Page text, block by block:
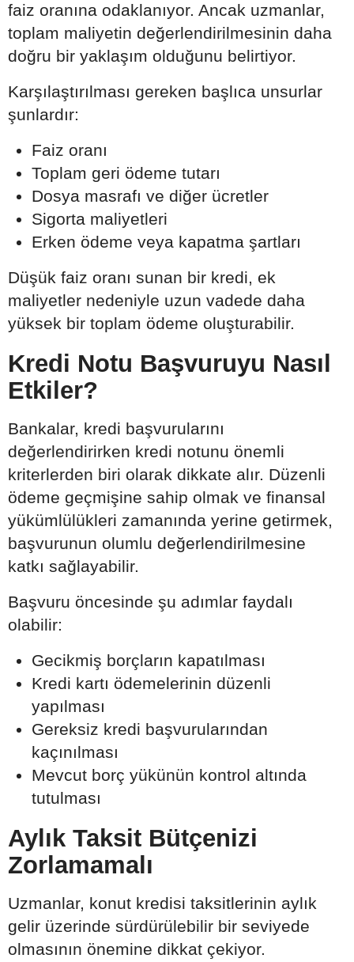
faiz oranına odaklanıyor. Ancak uzmanlar,
toplam maliyetin değerlendirilmesinin daha
doğru bir yaklaşım olduğunu belirtiyor.
Karşılaştırılması gereken başlıca unsurlar
şunlardır:
Faiz oranı
Toplam geri ödeme tutarı
Dosya masrafı ve diğer ücretler
Sigorta maliyetleri
Erken ödeme veya kapatma şartları
Düşük faiz oranı sunan bir kredi, ek
maliyetler nedeniyle uzun vadede daha
yüksek bir toplam ödeme oluşturabilir.
Kredi Notu Başvuruyu Nasıl
Etkiler?
Bankalar, kredi başvurularını
değerlendirirken kredi notunu önemli
kriterlerden biri olarak dikkate alır. Düzenli
ödeme geçmişine sahip olmak ve finansal
yükümlülükleri zamanında yerine getirmek,
başvurunun olumlu değerlendirilmesine
katkı sağlayabilir.
Başvuru öncesinde şu adımlar faydalı
olabilir:
Gecikmiş borçların kapatılması
Kredi kartı ödemelerinin düzenli
yapılması
Gereksiz kredi başvurularından
kaçınılması
Mevcut borç yükünün kontrol altında
tutulması
Aylık Taksit Bütçenizi
Zorlamamalı
Uzmanlar, konut kredisi taksitlerinin aylık
gelir üzerinde sürdürülebilir bir seviyede
olmasının önemine dikkat çekiyor.